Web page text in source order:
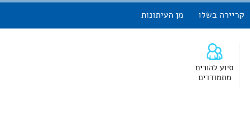
קריירה בשלו מן העיתונות
סיוע להורים
מתמודדים